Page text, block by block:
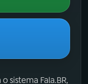
sistema Fala.BR,